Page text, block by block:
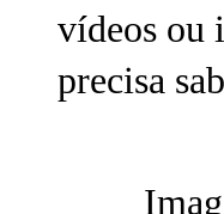
vídeos ou
precisa